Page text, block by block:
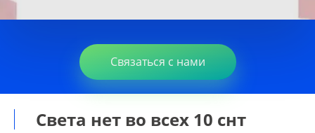
Связаться с нами
Света нет во всех 10 снт